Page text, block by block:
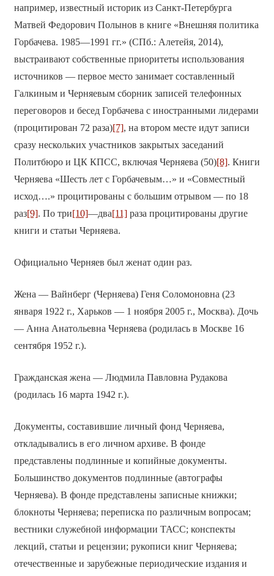
например, известный историк из Санкт-Петербурга
Матвей Федорович Полынов в книге «Внешняя политика
Горбачева. 1985—1991 гг.» (СПб.: Алетейя, 2014),
выстраивают собственные приоритеты использования
источников — первое место занимает составленный
Галкиным и Черняевым сборник записей телефонных
переговоров и бесед Горбачева с иностранными лидерами
(процитирован 72 раза)[7], на втором месте идут записи
сразу нескольких участников закрытых заседаний
Политбюро и ЦК КПСС, включая Черняева (50)[8]. Книги
Черняева «Шесть лет с Горбачевым…» и «Совместный
исход….» процитированы с большим отрывом — по 18
раз[9]. По три[10]—два[11]раза процитированы другие
книги и статьи Черняева.
Официально Черняев был женат один раз.
Жена — Вайнберг (Черняева) Геня Соломоновна (23
января 1922 г., Харьков — 1 ноября 2005 г., Москва). Дочь
— Анна Анатольевна Черняева (родилась в Москве 16
сентября 1952 г.).
Гражданская жена — Людмила Павловна Рудакова
(родилась 16 марта 1942 г.).
Документы, составившие личный фонд Черняева,
откладывались в его личном архиве. В фонде
представлены подлинные и копийные документы.
Большинство документов подлинные (автографы
Черняева). В фонде представлены записные книжки;
блокноты Черняева; переписка по различным вопросам;
вестники служебной информации ТАСС; конспекты
лекций, статьи и рецензии; рукописи книг Черняева;
отечественные и зарубежные периодические издания и